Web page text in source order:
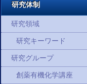
研究体制
研究領域
研究キーワード
研究グループ
創薬有機化学講座